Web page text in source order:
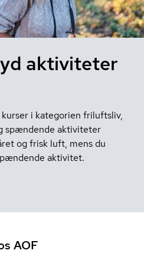
aktiviteter
i kategorien friluftsliv,
spændende aktiviteter
og frisk luft, mens du
aktivitet.
AOF